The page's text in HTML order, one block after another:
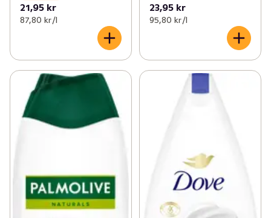
21,95 kr
87,80 kr /l
23,95 kr
95,80 kr /l